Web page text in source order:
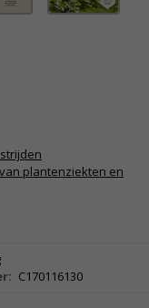
plantenziekten en
C170116130